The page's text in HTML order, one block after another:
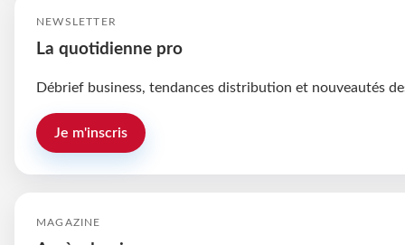
NEWSLETTER
La quotidienne pro
Débrief business, tendances distribution et nouveautés
Je m'inscris
MAGAZINE